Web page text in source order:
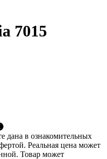
7015
дана в ознакомительных
Реальная цена может
Товар может